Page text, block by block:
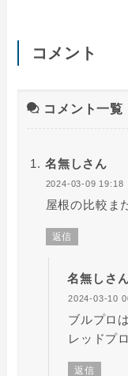
コメント
コメント一覧
名無しさん
2024-03-09 19:18
屋根の比較ま
返信
名無しさ
2024-03-10
ブルプロ
レッドプ
返信